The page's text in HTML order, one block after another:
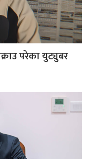
परेका युट्युबर